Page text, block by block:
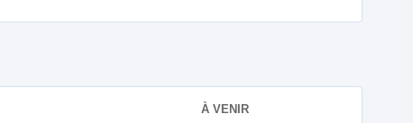
À VENIR